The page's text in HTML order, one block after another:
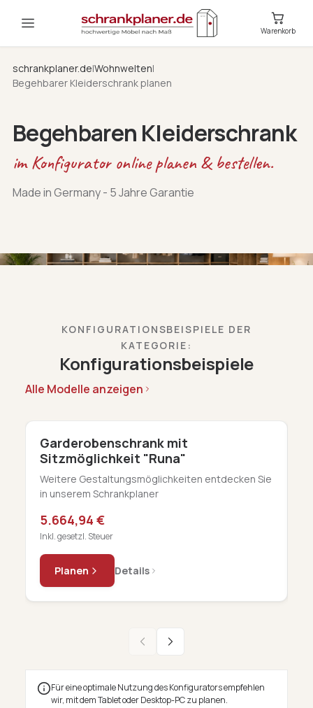
Warenkorb
schrankplaner.de|Wohnwelten|
Begehbarer Kleiderschrank planen
Begehbaren Kleiderschrank
im Konfigurator online planen & bestellen.
Made in Germany - 5 Jahre Garantie
KONFIGURATIONSBEISPIELE DER
KATEGORIE:
Konfigurationsbeispiele
Alle Modelle anzeigen
Garderobenschrank mit
Sitzmöglichkeit "Runa"
Weitere Gestaltungsmöglichkeiten entdecken Sie
in unserem Schrankplaner
5.664,94 €
Inkl. gesetzl. Steuer
Planen Details
Für eine optimale Nutzung des Konfigurators empfehlen
wir, mit dem Tablet oder Desktop-PC zu planen.